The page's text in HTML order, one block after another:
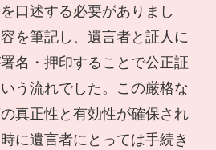
口述する必要がありまし
を筆記し、遺言者と証人に
名・押印することで公正証
う流れでした。この厳格な
真正性と有効性が確保され
に遺言者にとっては手続き